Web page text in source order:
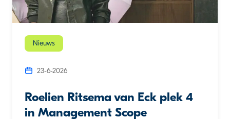
Nieuws
23-6-2026
Roelien Ritsema van Eck plek 4
in Management Scope